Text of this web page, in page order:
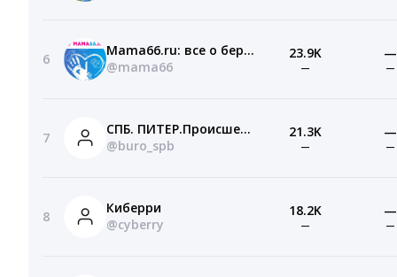
6
Mama66.ru: все о беременности и материнстве
@mama66
23.9K
—
—
—
7
СПБ. ПИТЕР.Происшествия ЧП. ДТП. Пропал человек
@buro_spb
21.3K
—
—
—
8
Киберри
@cyberry
18.2K
—
—
—